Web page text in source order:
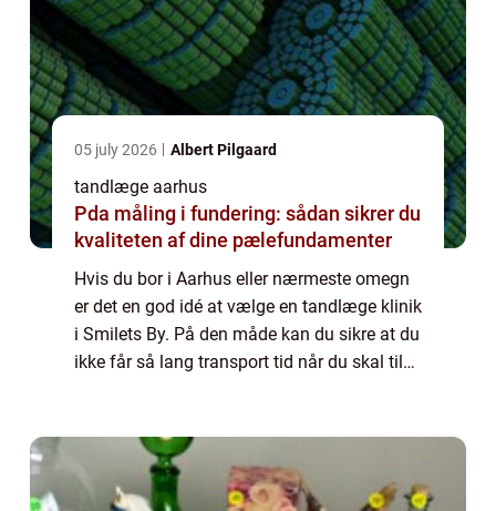
05 july 2026 Albert Pilgaard
tandlæge aarhus
Pda måling i fundering: sådan sikrer du
kvaliteten af dine pælefundamenter
Hvis du bor i Aarhus eller nærmeste omegn
er det en god idé at vælge en tandlæge klinik
i Smilets By. På den måde kan du sikre at du
ikke får så lang transport tid når du skal til